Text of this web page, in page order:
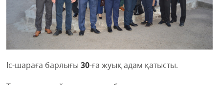
Іс-шараға барлығы30-ға жуық адам қатысты.